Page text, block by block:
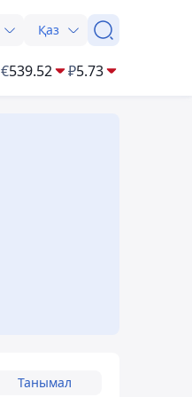
Қаз
€539.52 ₽5.73
Танымал